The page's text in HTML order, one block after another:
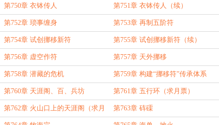
第750章 衣钵传人 第751章 衣钵传人（续）
第752章 琐事缠身 第753章 再制五阶符
第754章 试创挪移新符 第755章 试创挪移新符（续）
第756章 虚空作符 第757章 天外挪移
第758章 潜藏的危机 第759章 构建“挪移符”传承体系
第760章 天涯阁、百、兵坊 第761章 五行环（求月票）
第762章 火山口上的天涯阁（求月 第763章 砗磲